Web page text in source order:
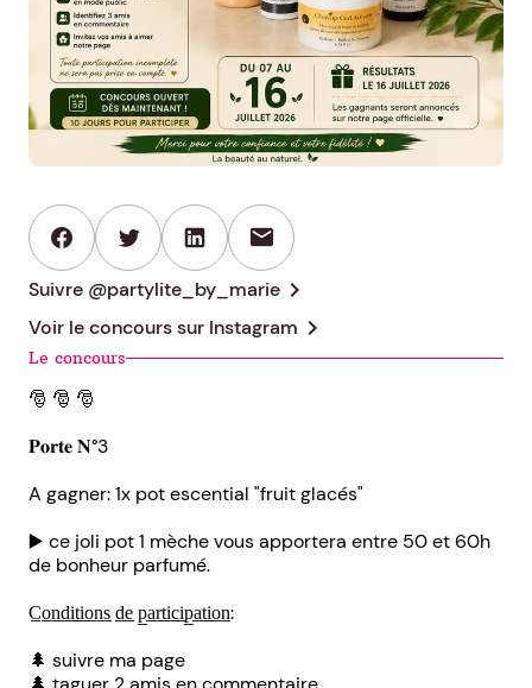
mail
Suivre @partylite_by_marie chevron_right
Voir le concours sur Instagram chevron_right
Le concours
🎅 🎅 🎅
𝐏𝐨𝐫𝐭𝐞 𝐍°3
A gagner: 1x pot escential "fruit glacés"
▶️ ce joli pot 1 mèche vous apportera entre 50 et 60h
de bonheur parfumé.
C̲o̲n̲d̲i̲t̲i̲o̲n̲s̲ d̲e̲ p̲a̲r̲t̲i̲c̲i̲p̲a̲t̲i̲o̲n̲:
🌲 suivre ma page